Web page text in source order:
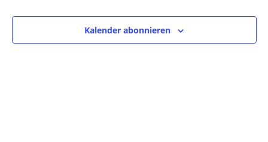
Kalender abonnieren